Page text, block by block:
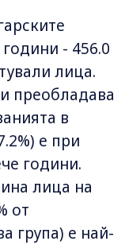
- 456.0
лица.
преобладава
в
е при
години.
лица на
от
група) е най-